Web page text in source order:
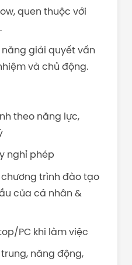
quen thuộc với
năng giải quyết vấn
và chủ động.
theo năng lực,
nghỉ phép
trình đào tạo
của cá nhân &
PC khi làm việc
năng động,